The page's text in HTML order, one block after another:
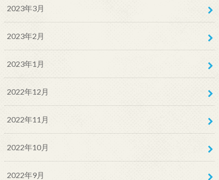
2023年3月
2023年2月
2023年1月
2022年12月
2022年11月
2022年10月
2022年9月